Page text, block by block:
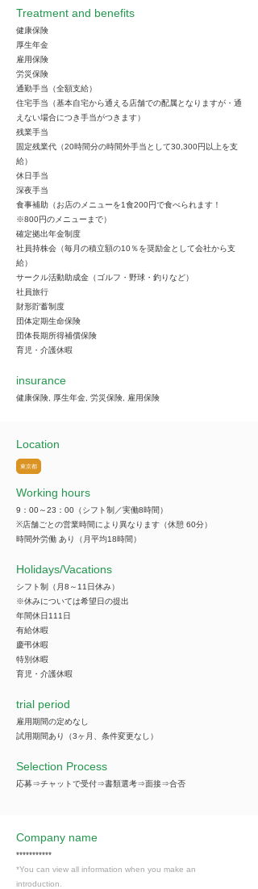
Treatment and benefits
健康保険
厚生年金
雇用保険
労災保険
通勤手当（全額支給）
住宅手当（基本自宅から通える店舗での配属となりますが・通
えない場合につき手当がつきます）
残業手当
固定残業代（20時間分の時間外手当として30,300円以上を支
給）
休日手当
深夜手当
食事補助（お店のメニューを1食200円で食べられます！
※800円のメニューまで）
確定拠出年金制度
社員持株会（毎月の積立額の10％を奨励金として会社から支
給）
サークル活動助成金（ゴルフ・野球・釣りなど）
社員旅行
財形貯蓄制度
団体定期生命保険
団体長期所得補償保険
育児・介護休暇
insurance
健康保険, 厚生年金, 労災保険, 雇用保険
Location
東京都
Working hours
9：00～23：00（シフト制／実働8時間）
※店舗ごとの営業時間により異なります（休憩 60分）
時間外労働 あり（月平均18時間）
​Holidays/Vacations
シフト制（月8～11日休み）
※休みについては希望日の提出
年間休日111日
有給休暇
慶弔休暇
特別休暇
育児・介護休暇
trial period
雇用期間の定めなし
試用期間あり（3ヶ月、条件変更なし）
Selection Process
応募⇒チャットで受付⇒書類選考⇒面接⇒合否
Company name
***********
*You can view all information when you make an
introduction.